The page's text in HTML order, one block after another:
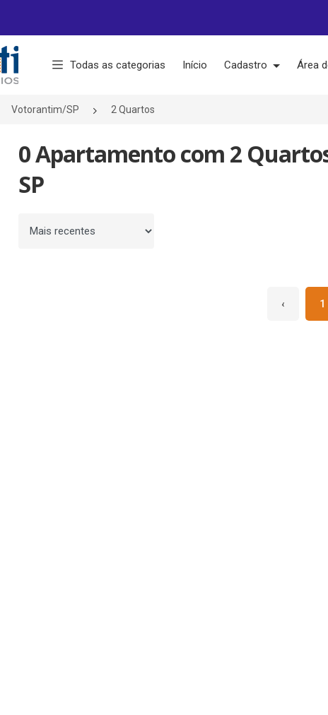
Todas as categorias Início Cadastro Área
Votorantim/SP 2 Quartos
0 Apartamento com 2
SP
Ordenar por
‹ 1